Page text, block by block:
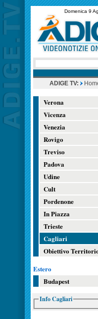
Domenica 9
ADIGE TV:
Verona
Vicenza
Venezia
Rovigo
Treviso
Padova
Udine
Cult
Pordenone
In Piazza
Trieste
Cagliari
Obiettivo
Estero
Budapest
Info Cagliari